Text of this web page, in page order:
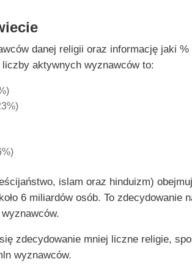
danej religii oraz informację jaki
aktywnych wyznawców to:
islam oraz hinduizm)
6 miliardów osób. To zdecydowanie
zdecydowanie mniej liczne religie,
wyznawców.